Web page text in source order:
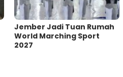
Jember Jadi Tuan Rumah
World Marching Sport
2027